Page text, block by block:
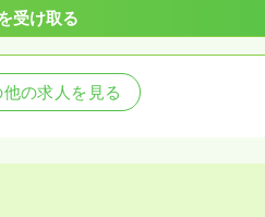
受け取る
の求人を見る